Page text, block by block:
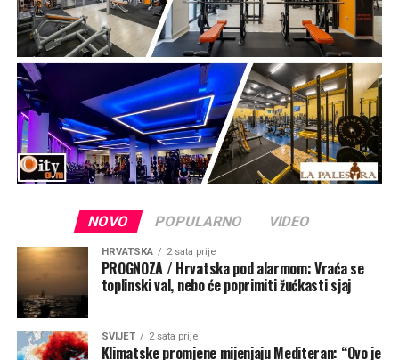
„Taj kip je znak vjere, podsjetnik da je Gospa trajno
prisutna među svojim narodom i da majčinskom brigom
prati sve koji tuda prolaze. Gospin pogled je okrenut
prema moru, prema brodicama koje plove tom uvalom,
prema ribarima i obiteljima koje putuju između otoka i
prema putnicima tim morskim putem. To je pogled naše
nebeske Majke koja nas voli, bdije nad nama, hrabri, tješi
i zagovara svoju djecu pred Bogom“, rekao je mons.
Zgrablić.
NOVO POPULARNO VIDEO
HRVATSKA 2 sata prije
PROGNOZA / Hrvatska pod alarmom: Vraća se
toplinski val, nebo će poprimiti žućkasti sjaj
SVIJET 2 sata prije
Klimatske promjene mijenjaju Mediteran: “Ovo je